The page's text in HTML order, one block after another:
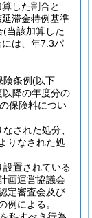
した割合と
滞金特例基準
(当該加算した
は、年7.3パ
条例(以下
降の年度分の
保険料につい
された処分、
りなされた処
設置されている
画運営協議会
定審査会及び
例による。